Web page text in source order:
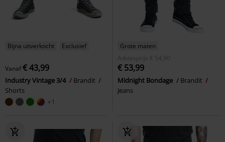
Bijna uitverkocht Exclusief
Vanaf€ 43,99
Industry Vintage 3/4
Brandit
Shorts
+1
Grote maten
Adviesprijs
€ 54,90
€ 53,99
Midnight Bondage
Brandit
Jeans